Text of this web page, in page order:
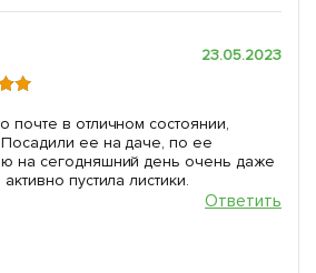
23.05.2023
почте в отличном состоянии,
ее на даче, по ее
на сегодняшний день очень даже
пустила листики.
Ответить